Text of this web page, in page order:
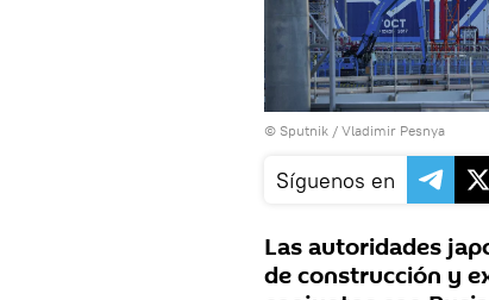
© Sputnik / Vladimir Pesnya
Síguenos en
Las autoridades
de construcción y